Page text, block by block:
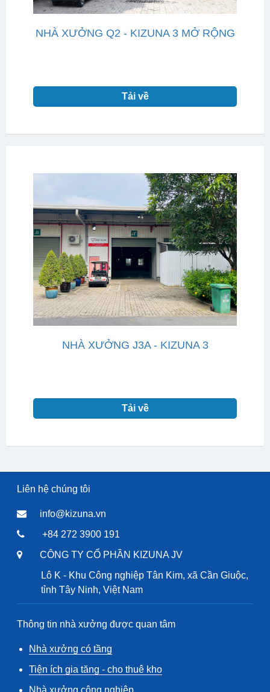
NHÀ XƯỞNG Q2 - KIZUNA 3 MỞ RỘNG
Tải về
NHÀ XƯỞNG J3A - KIZUNA 3
Tải về
Liên hệ chúng tôi
info@kizuna.vn
+84 272 3900 191
CÔNG TY CỔ PHẦN KIZUNA JV
Lô K - Khu Công nghiệp Tân Kim, xã Cần Giuộc,
tỉnh Tây Ninh, Việt Nam
Thông tin nhà xưởng được quan tâm
Nhà xưởng có tầng
Tiện ích gia tăng - cho thuê kho
Nhà xưởng công nghiệp